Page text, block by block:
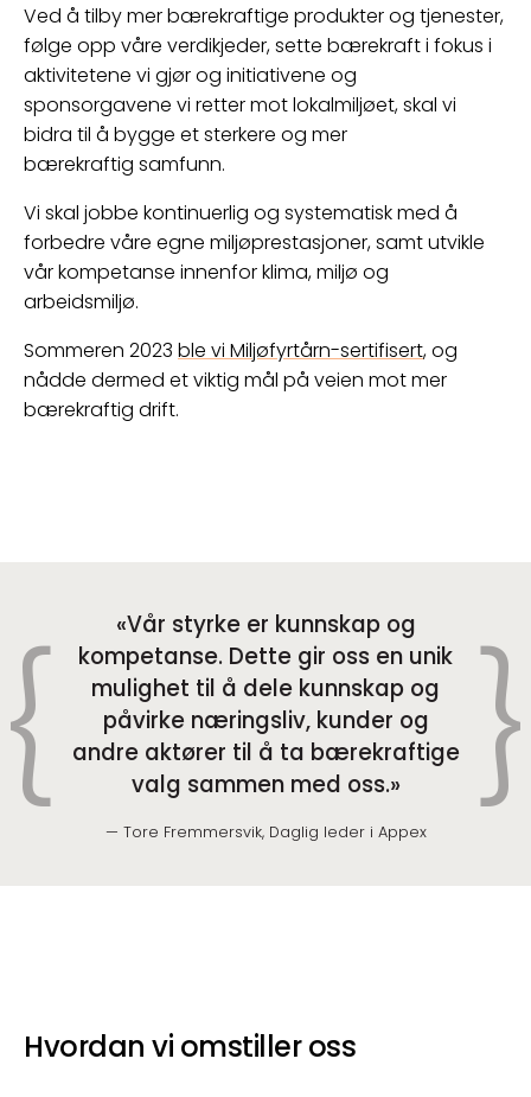
Ved å tilby mer bærekraftige produkter og tjenester,
følge opp våre verdikjeder, sette bærekraft i fokus i
aktivitetene vi gjør og initiativene og
sponsorgavene vi retter mot lokalmiljøet, skal vi
bidra til å bygge et sterkere og mer
bærekraftig samfunn.
Vi skal jobbe kontinuerlig og systematisk med å
forbedre våre egne miljøprestasjoner, samt utvikle
vår kompetanse innenfor klima, miljø og
arbeidsmiljø.
Sommeren 2023 ble vi Miljøfyrtårn-sertifisert, og
nådde dermed et viktig mål på veien mot mer
bærekraftig drift.
Vår styrke er kunnskap og
kompetanse. Dette gir oss en unik
mulighet til å dele kunnskap og
påvirke næringsliv, kunder og
andre aktører til å ta bærekraftige
valg sammen med oss.
Tore Fremmersvik, Daglig leder i Appex
Hvordan vi omstiller oss